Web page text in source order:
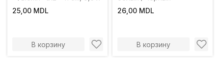
25,00 MDL
В корзину
26,00 MDL
В корзину